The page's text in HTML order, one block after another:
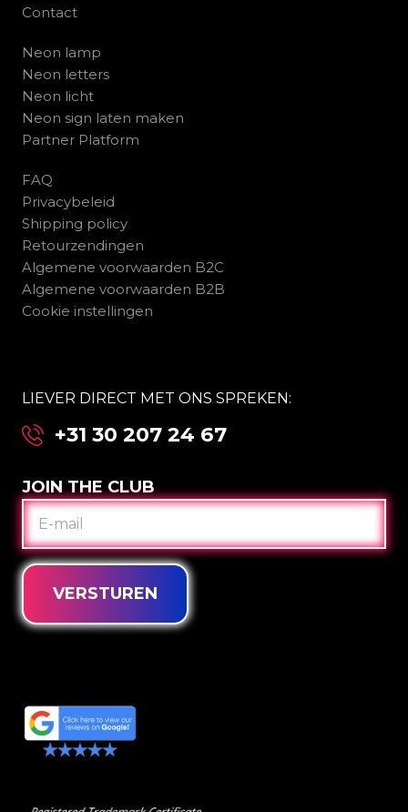
Contact
Neon lamp
Neon letters
Neon licht
Neon sign laten maken
Partner Platform
FAQ
Privacybeleid
Shipping policy
Retourzendingen
Algemene voorwaarden B2C
Algemene voorwaarden B2B
Cookie instellingen
LIEVER DIRECT MET ONS SPREKEN:
+31 30 207 24 67
JOIN THE CLUB
E-
MAIL
VERSTUREN